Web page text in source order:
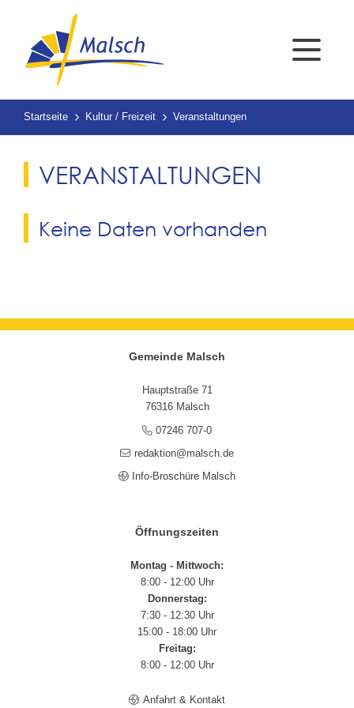
Startseite Kultur / Freizeit Veranstaltungen
VERANSTALTUNGEN
Keine Daten vorhanden
Gemeinde Malsch
Hauptstraße 71
76316 Malsch
07246 707-0
redaktion@malsch.de
Info-Broschüre Malsch
Öffnungszeiten
Montag - Mittwoch:
8:00 - 12:00 Uhr
Donnerstag:
7:30 - 12:30 Uhr
15:00 - 18:00 Uhr
Freitag:
8:00 - 12:00 Uhr
Anfahrt & Kontakt